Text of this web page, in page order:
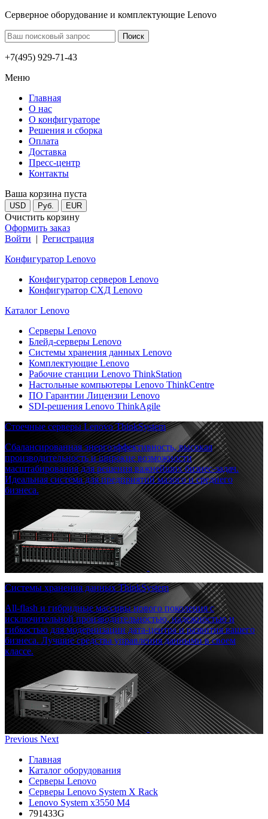
Серверное оборудование и комплектующие Lenovo
+7(495) 929-71-43
Меню
Главная
О нас
О конфигураторе
Решения и сборка
Оплата
Доставка
Пресс-центр
Контакты
Ваша корзина пуста
USD Руб. EUR
Очистить корзину
Оформить заказ
Войти | Регистрация
Конфигуратор Lenovo
Конфигуратор серверов Lenovo
Конфигуратор СХД Lenovo
Каталог Lenovo
Серверы Lenovo
Блейд-серверы Lenovo
Системы хранения данных Lenovo
Комплектующие Lenovo
Рабочие станции Lenovo ThinkStation
Настольные компьютеры Lenovo ThinkCentre
ПО Гарантии Лицензии Lenovo
SDI-решения Lenovo ThinkAgile
Стоечные серверы Lenovo ThinkSystem
Сбалансированная энергоэффективность, высокая
производительность и широкие возможности
масштабирования для решения важнейших бизнес-задач.
Идеальная система для предприятий малого и среднего
бизнеса.
Системы хранения данных ThinkSystem
All-flash и гибридные массивы нового поколения с
исключительной производительностью, надежностью и
гибкостью для модернизации дата-центра и развития вашего
бизнеса. Лучшие средства управления данными в своем
классе.
Previous Next
Главная
Каталог оборудования
Серверы Lenovo
Серверы Lenovo System X Rack
Lenovo System x3550 M4
791433G